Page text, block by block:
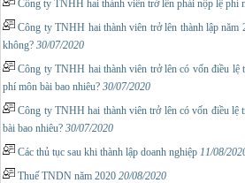
Công ty TNHH hai thành viên trở lên phải nộp lệ phí
Công ty TNHH hai thành viên trở lên thành lập năm
không? 30/07/2020
Công ty TNHH hai thành viên trở lên có vốn điều lệ
phí môn bài bao nhiêu? 30/07/2020
Công ty TNHH hai thành viên trở lên có vốn điều lệ
bài bao nhiêu? 30/07/2020
Các thủ tục sau khi thành lập doanh nghiệp 11/08/
Thuế TNDN năm 2020 20/08/2020